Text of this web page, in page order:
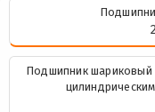
Подшипник шариковый